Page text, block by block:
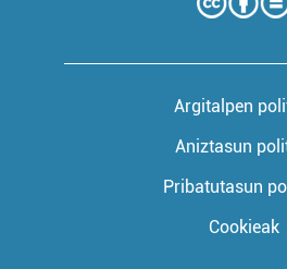
Argitalpen
Aniztasun
Pribatutasun
Cookieak